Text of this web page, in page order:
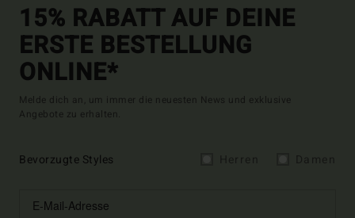
15% RABATT AUF DEINE
ERSTE BESTELLUNG
ONLINE*
Melde dich an, um immer die neuesten News und exklusive
Angebote zu erhalten.
Bevorzugte Styles